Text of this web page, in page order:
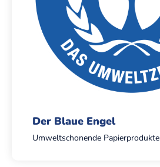
Der Blaue Engel
Umweltschonende Papierprodukte